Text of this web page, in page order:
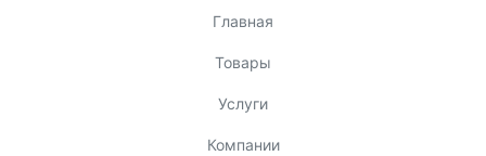
Главная
Товары
Услуги
Компании